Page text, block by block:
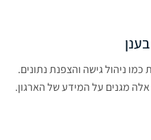
כמו ניהול גישה והצפנת נתונים.
מגנים על המידע של הארגון.